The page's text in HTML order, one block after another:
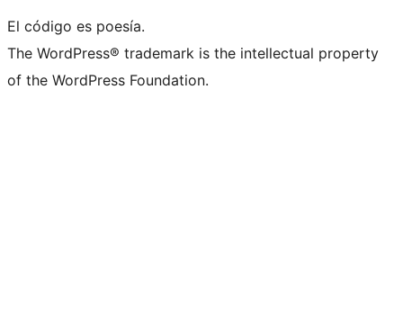
El código es poesía.
The WordPress® trademark is the intellectual property
of the WordPress Foundation.